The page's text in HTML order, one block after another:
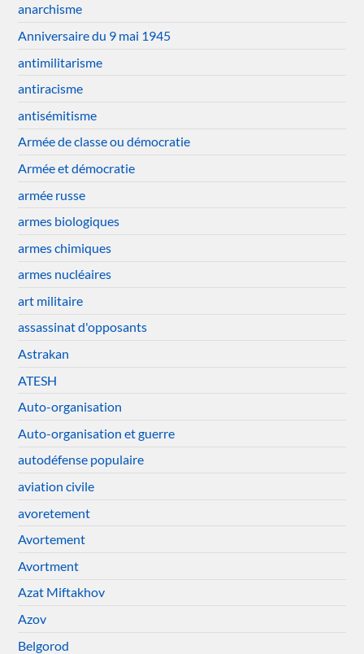
anarchisme
Anniversaire du 9 mai 1945
antimilitarisme
antiracisme
antisémitisme
Armée de classe ou démocratie
Armée et démocratie
armée russe
armes biologiques
armes chimiques
armes nucléaires
art militaire
assassinat d'opposants
Astrakan
ATESH
Auto-organisation
Auto-organisation et guerre
autodéfense populaire
aviation civile
avoretement
Avortement
Avortment
Azat Miftakhov
Azov
Belgorod